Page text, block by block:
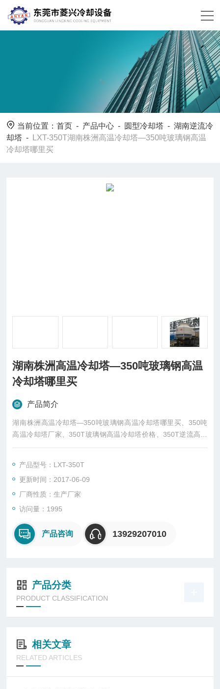
当前位置：首页 - 产品中心 - 圆型冷却塔 -湖南逆流冷
却塔 -
LXT-350T湖南株洲高温冷却塔—350吨玻璃钢高温
冷却塔哪里买
湖南株洲高温冷却塔—350吨玻璃钢高温
冷却塔哪里买
产品简介
湖南株洲高温冷却塔—350吨玻璃钢高温冷却塔哪里买、350吨
高温冷却塔厂家、350T玻璃钢高温冷却塔价格、350T逆流高温
冷却塔哪里买——请选择东莞市菱兴冷却设备有限公司（安研
产品型号：LXT-350T
更新时间：2017-06-09
厂商性质：生产厂家
访问量：1995
产品咨询 13929207010
产品分类
PRODUCT CLASSIFICATION
相关文章
RELATED ARTICLES